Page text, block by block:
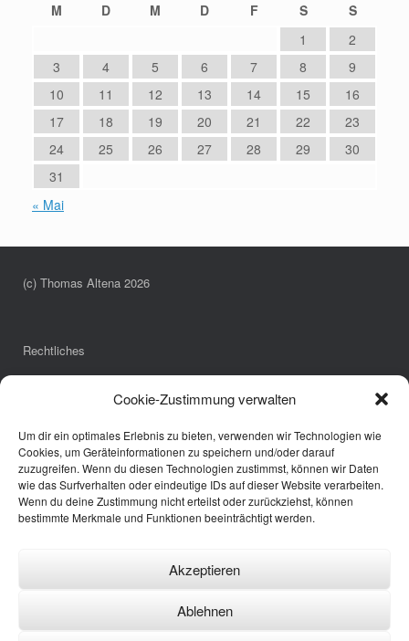
Cookie-Zustimmung verwalten
Um dir ein optimales Erlebnis zu bieten, verwenden wir Technologien wie
Cookies, um Geräteinformationen zu speichern und/oder darauf
zuzugreifen. Wenn du diesen Technologien zustimmst, können wir Daten
wie das Surfverhalten oder eindeutige IDs auf dieser Website verarbeiten.
Wenn du deine Zustimmung nicht erteilst oder zurückziehst, können
bestimmte Merkmale und Funktionen beeinträchtigt werden.
Akzeptieren
Ablehnen
M
D M D F S
S
1
2
3
4 5 6 7 8
9
10
11 12 13 14 15
16
17
18 19 20 21 22
23
24
25 26 27 28 29
30
31
« Mai
(c) Thomas Altena 2026
Rechtliches
Datenschutzerklärung
Links
Annette Pöpping
Annette Pöpping Hpp-Praxis